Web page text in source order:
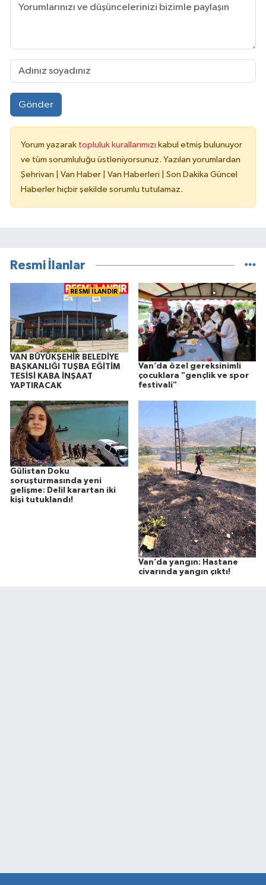
Gönder
Yorum yazarak topluluk kurallarımızı kabul etmiş bulunuyor
ve tüm sorumluluğu üstleniyorsunuz. Yazılan yorumlardan
Şehrivan | Van Haber | Van Haberleri | Son Dakika Güncel
Haberler hiçbir şekilde sorumlu tutulamaz.
Resmi İlanlar
RESMİ İLANDIR
VAN BÜYÜKŞEHİR BELEDİYE
BAŞKANLIĞI TUŞBA EĞİTİM
TESİSİ KABA İNŞAAT
YAPTIRACAK
Van’da özel gereksinimli
çocuklara "gençlik ve spor
festivali"
Gülistan Doku
soruşturmasında yeni
gelişme: Delil karartan iki
kişi tutuklandı!
Van’da yangın: Hastane
civarında yangın çıktı!